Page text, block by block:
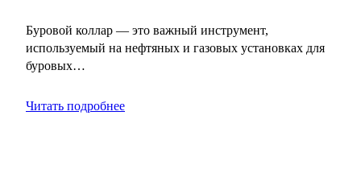
Буровой коллар — это важный инструмент,
используемый на нефтяных и газовых установках для
буровых…
Читать подробнее